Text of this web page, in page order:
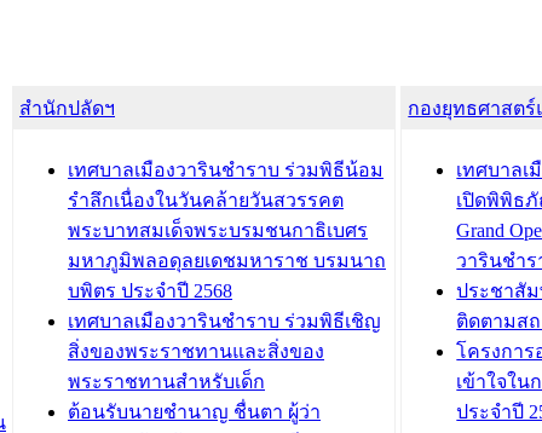
สำนักปลัดฯ
เทศบาลเมืองวารินชำราบ ร่วมพิธีน้อม
รำลึกเนื่องในวันคล้ายวันสวรรคต
พระบาทสมเด็จพระบรมชนกาธิเบศร
มหาภูมิพลอดุลยเดชมหาราช บรมนาถ
บพิตร ประจำปี 2568
เทศบาลเมืองวารินชำราบ ร่วมพิธีเชิญ
สิ่งของพระราชทานและสิ่งของ
พระราชทานสำหรับเด็ก
ต้อนรับนายชำนาญ ชื่นตา ผู้ว่า
กองยุทธศาสต
เทศบาลเ
เปิดพิพิธภั
Grand
วารินชำร
ประชาสัม
ติดตามส
โครงกา
เข้าใจใน
ประจำปี